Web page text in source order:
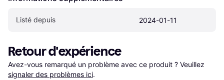
Listé depuis 2024-01-11
Retour d'expérience
Avez-vous remarqué un problème avec ce produit ? Veuillez
signaler des problèmes ici.